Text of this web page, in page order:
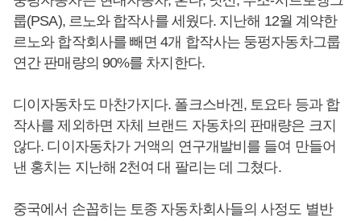
룹(PSA), 르노와 합작사를 세웠다. 지난해 12월 계약한
르노와 합작회사를 빼면 4개 합작사는 둥펑자동차그룹
연간 판매량의 90%를 차지한다.
디이자동차도 마찬가지다. 폴크스바겐, 토요타 등과 합
작사를 제외하면 자체 브랜드 자동차의 판매량은 크지
않다. 디이자동차가 거액의 연구개발비를 들여 만들어
낸 홍치는 지난해 2천여 대 팔리는 데 그쳤다.
중국에서 손꼽히는 토종 자동차회사들의 사정도 별반